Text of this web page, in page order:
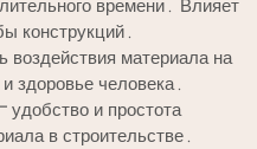
времени․ Влияет
конструкций․
воздействия материала на
здоровье человека․
удобство и простота
в строительстве․